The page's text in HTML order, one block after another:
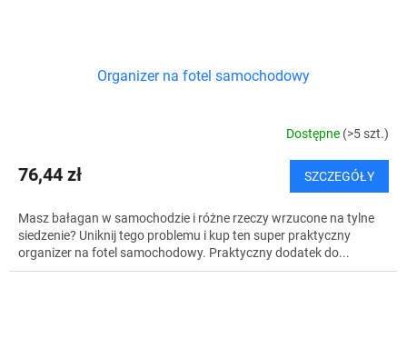
Organizer na fotel samochodowy
Dostępne (>5 szt.)
76,44 zł SZCZEGÓŁY
Masz bałagan w samochodzie i różne rzeczy wrzucone na tylne
siedzenie? Uniknij tego problemu i kup ten super praktyczny
organizer na fotel samochodowy. Praktyczny dodatek do...